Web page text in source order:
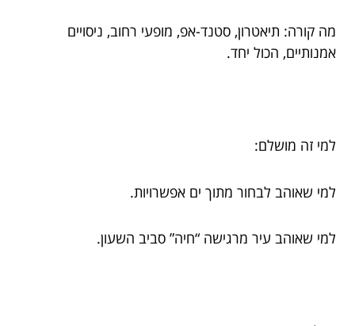
מה קורה: תיאטרון, סטנד-אפ, מופעי רחוב, ניסויים
אמנותיים, הכול יחד.
למי זה מושלם:
למי שאוהב לבחור מתוך ים אפשרויות.
למי שאוהב עיר מרגישה “חיה” סביב השעון.